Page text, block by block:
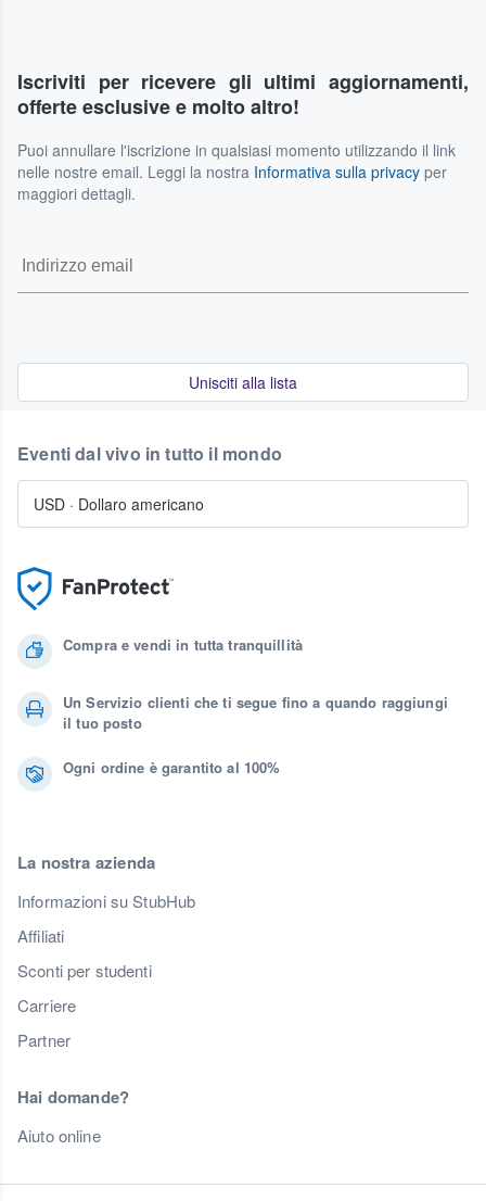
Iscriviti per ricevere gli ultimi aggiornamenti,
offerte esclusive e molto altro!
Puoi annullare l'iscrizione in qualsiasi momento utilizzando il link
nelle nostre email. Leggi la nostra Informativa sulla privacy per
maggiori dettagli.
Unisciti alla lista
Compra e vendi in tutta tranquillità
Un Servizio clienti che ti segue fino a quando raggiungi
il tuo posto
Ogni ordine è garantito al 100%
La nostra azienda
Informazioni su StubHub
Affiliati
Sconti per studenti
Carriere
Partner
Hai domande?
Aiuto online
Eventi dal vivo in tutto il mondo
USD · Dollaro americano